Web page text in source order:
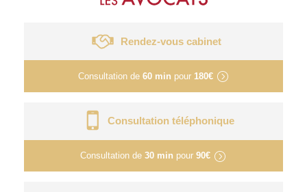
Rendez-vous cabinet
Consultation de 60 min pour 180€
Consultation téléphonique
Consultation de 30 min pour 90€